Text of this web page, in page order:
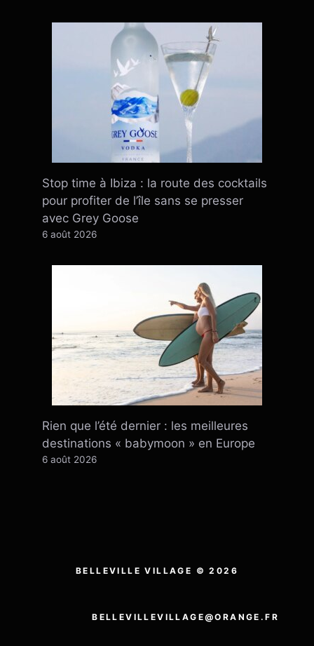
Stop time à Ibiza : la route des cocktails
pour profiter de l’île sans se presser
avec Grey Goose
6 août 2026
Rien que l’été dernier : ​​les meilleures
destinations « babymoon » en Europe
6 août 2026
BELLEVILLE VILLAGE © 2026
BELLEVILLEVILLAGE@ORANGE.FR